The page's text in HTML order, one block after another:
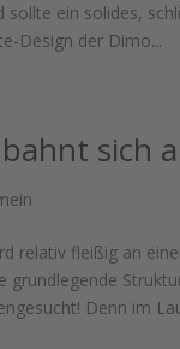
sollte ein solides,
Design der Dimo...
sich
relativ fleißig an
grundlegende
Denn im